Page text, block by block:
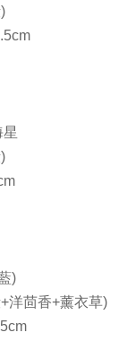
)
洋茴香+薰衣草)